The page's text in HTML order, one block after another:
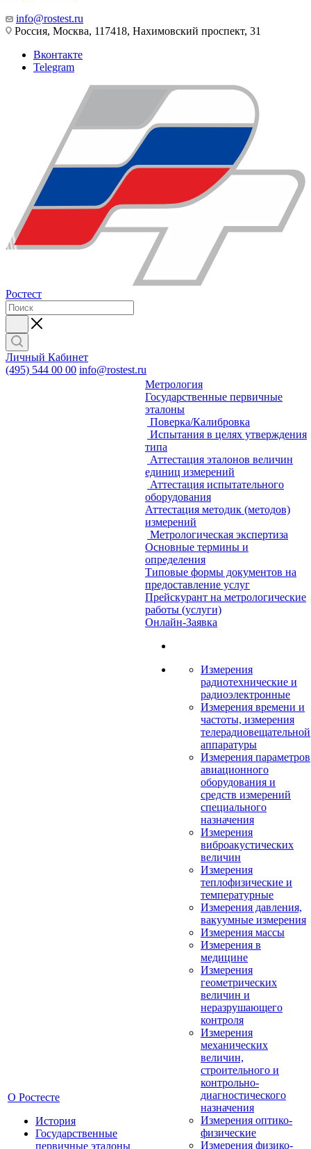
info@rostest.ru
Россия, Москва, 117418, Нахимовский проспект, 31
Вконтакте
Telegram
Ростест
Личный Кабинет
(495) 544 00 00 info@rostest.ru
О Ростесте
История
Государственные
первичные эталоны
Метрология
Государственные первичные
эталоны
Поверка/Калибровка
Испытания в целях утверждения
типа
Аттестация эталонов величин
единиц измерений
Аттестация испытательного
оборудования
Аттестация методик (методов)
измерений
Метрологическая экспертиза
Основные термины и
определения
Типовые формы документов на
предоставление услуг
Прейскурант на метрологические
работы (услуги)
Онлайн-Заявка
Измерения
радиотехнические и
радиоэлектронные
Измерения времени и
частоты, измерения
телерадиовещательной
аппаратуры
Измерения параметров
авиационного
оборудования и
средств измерений
специального
назначения
Измерения
виброакустических
величин
Измерения
теплофизические и
температурные
Измерения давления,
вакуумные измерения
Измерения массы
Измерения в
медицине
Измерения
геометрических
величин и
неразрушающего
контроля
Измерения
механических
величин,
строительного и
контрольно-
диагностического
назначения
Измерения оптико-
физические
Измерения физико-